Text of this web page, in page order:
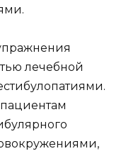
лечебной